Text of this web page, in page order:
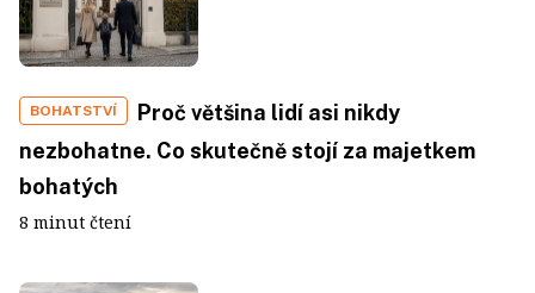
BOHATSTVÍ
Proč většina lidí asi nikdy
nezbohatne. Co skutečně stojí za majetkem
bohatých
8 minut čtení